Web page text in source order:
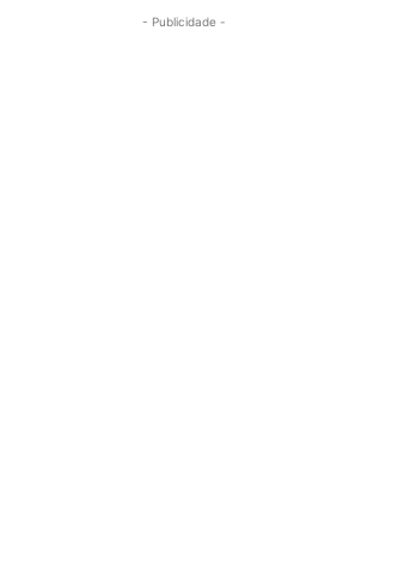
- Publicidade -